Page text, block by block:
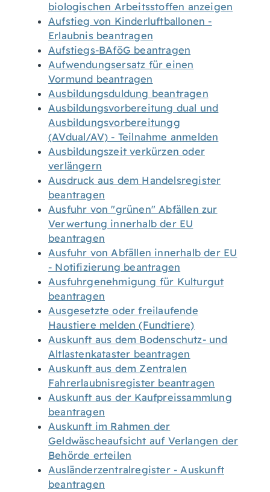
biologischen Arbeitsstoffen anzeigen
Aufstieg von Kinderluftballonen -
Erlaubnis beantragen
Aufstiegs-BAföG beantragen
Aufwendungsersatz für einen
Vormund beantragen
Ausbildungsduldung beantragen
Ausbildungsvorbereitung dual und
Ausbildungsvorbereitungg
(AVdual/AV) - Teilnahme anmelden
Ausbildungszeit verkürzen oder
verlängern
Ausdruck aus dem Handelsregister
beantragen
Ausfuhr von "grünen" Abfällen zur
Verwertung innerhalb der EU
beantragen
Ausfuhr von Abfällen innerhalb der EU
- Notifizierung beantragen
Ausfuhrgenehmigung für Kulturgut
beantragen
Ausgesetzte oder freilaufende
Haustiere melden (Fundtiere)
Auskunft aus dem Bodenschutz- und
Altlastenkataster beantragen
Auskunft aus dem Zentralen
Fahrerlaubnisregister beantragen
Auskunft aus der Kaufpreissammlung
beantragen
Auskunft im Rahmen der
Geldwäscheaufsicht auf Verlangen der
Behörde erteilen
Ausländerzentralregister - Auskunft
beantragen